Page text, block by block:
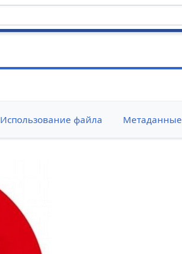
Использование файла Метаданные